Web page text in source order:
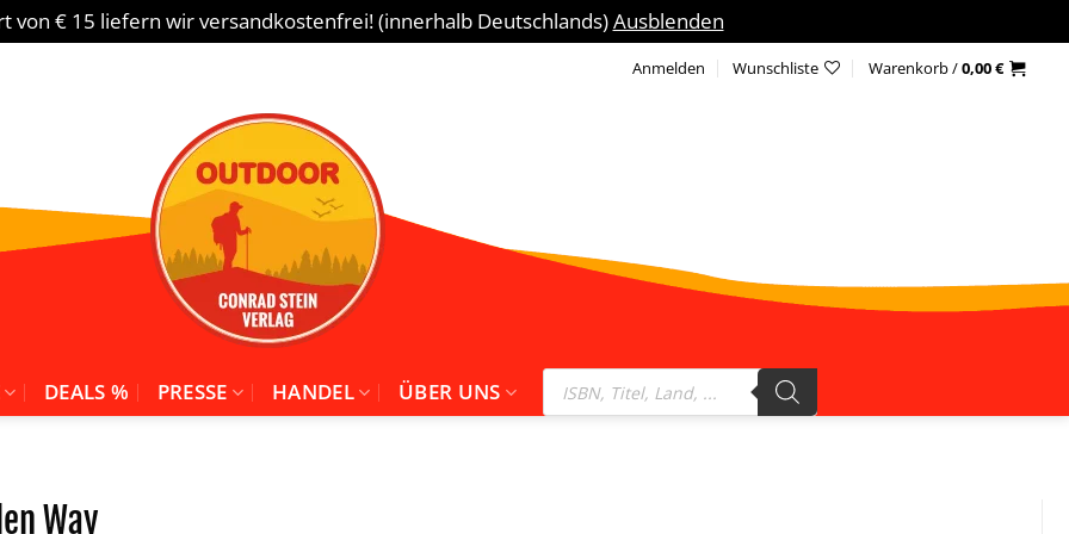
von € 15 liefern wir versandkostenfrei! (innerhalb Deutschlands)Ausblenden
Anmelden Wunschliste Warenkorb /0,00€
DEALS % PRESSE HANDEL ÜBER UNS
Products
search
Way